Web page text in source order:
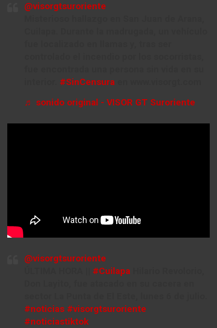
@visorgtsuroriente
#SinCensura
♬ sonido original - VISOR GT Suroriente
@visorgtsuroriente
#Cuilapa
#noticias #visorgtsuroriente
#noticiastiktok